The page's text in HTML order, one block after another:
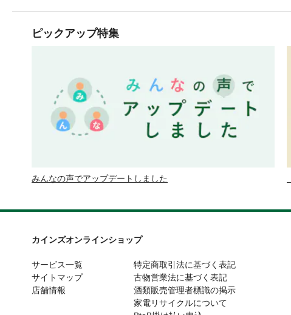
ピックアップ特集
みんなの声でアップデートしました
カインズオンラインショップ
サービス一覧
サイトマップ
店舗情報
特定商取引法に基づく表記
古物営業法に基づく表記
酒類販売管理者標識の掲示
家電リサイクルについて